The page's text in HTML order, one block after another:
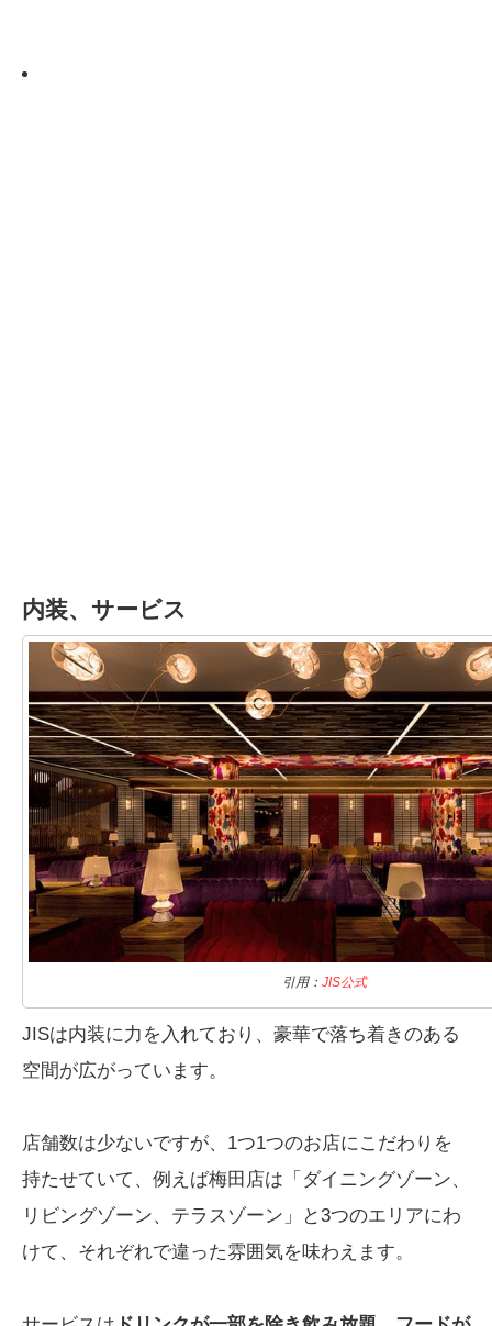
内装、サービス
引用： JIS公式
JISは内装に力を入れており、豪華で落ち着きのある
空間が広がっています。
店舗数は少ないですが、1つ1つのお店にこだわりを
持たせていて、例えば梅田店は「ダイニングゾーン、
リビングゾーン、テラスゾーン」と3つのエリアにわ
けて、それぞれで違った雰囲気を味わえます。